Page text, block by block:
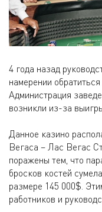
4 года назад
намерении
Администрация
возникли из-за
Данное казино
Вегаса – Лас Вегас
поражены тем, что
бросков костей
размере 145 000$.
работников и